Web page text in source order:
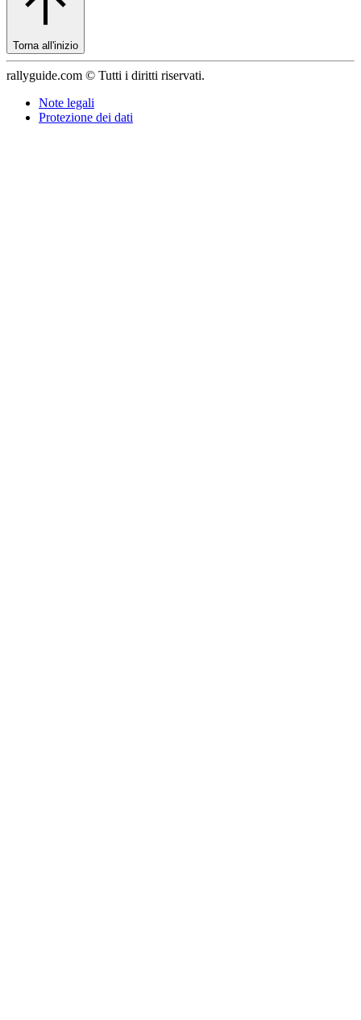
Torna all'inizio
rallyguide.com © Tutti i diritti riservati.
Note legali
Protezione dei dati